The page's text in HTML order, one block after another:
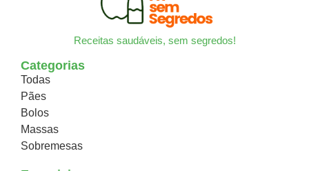
Receitas saudáveis, sem segredos!
Categorias
Todas
Pães
Bolos
Massas
Sobremesas